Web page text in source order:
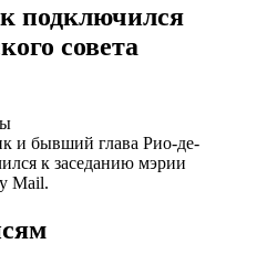
подключился
совета
и бывший глава Рио-де-
к заседанию мэрии
Mail.